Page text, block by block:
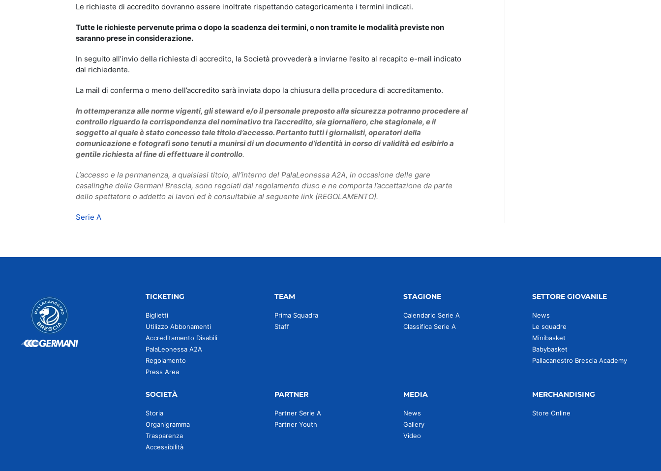
Le richieste di accredito dovranno essere inoltrate rispettando categoricamente i termini indicati.
Tutte le richieste pervenute prima o dopo la scadenza dei termini, o non tramite le modalità previste non
saranno prese in considerazione.
In seguito all’invio della richiesta di accredito, la Società provvederà a inviarne l’esito al recapito e-mail indicato
dal richiedente.
La mail di conferma o meno dell’accredito sarà inviata dopo la chiusura della procedura di accreditamento.
In ottemperanza alle norme vigenti, gli steward e/o il personale preposto alla sicurezza potranno procedere al
controllo riguardo la corrispondenza del nominativo tra l’accredito, sia giornaliero, che stagionale, e il
soggetto al quale è stato concesso tale titolo d’accesso. Pertanto tutti i giornalisti, operatori della
comunicazione e fotografi sono tenuti a munirsi di un documento d’identità in corso di validità ed esibirlo a
gentile richiesta al fine di effettuare il controllo.
L’accesso e la permanenza, a qualsiasi titolo, all’interno del PalaLeonessa A2A, in occasione delle gare
casalinghe della Germani Brescia, sono regolati dal regolamento d’uso e ne comporta l’accettazione da parte
dello spettatore o addetto ai lavori ed è consultabile al seguente link (REGOLAMENTO).
Serie A
TICKETING
Biglietti
Utilizzo Abbonamenti
Accreditamento Disabili
PalaLeonessa A2A
Regolamento
Press Area
TEAM
Prima Squadra
Staff
STAGIONE
Calendario Serie A
Classifica Serie A
SETTORE GIOVANILE
News
Le squadre
Minibasket
Babybasket
Pallacanestro Brescia Academy
SOCIETÀ
Storia
Organigramma
Trasparenza
Accessibilità
PARTNER
Partner Serie A
Partner Youth
MEDIA
News
Gallery
Video
MERCHANDISING
Store Online